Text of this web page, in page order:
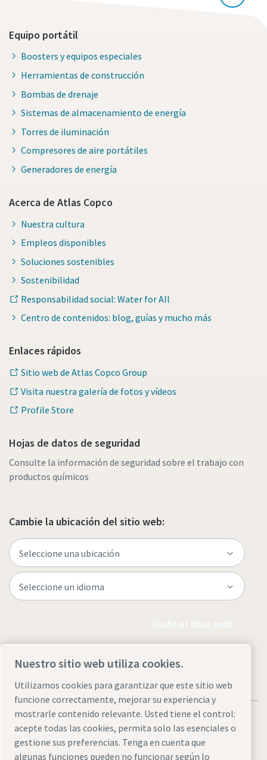
Equipo portátil
Boosters y equipos especiales
Herramientas de construcción
Bombas de drenaje
Sistemas de almacenamiento de energía
Torres de iluminación
Compresores de aire portátiles
Generadores de energía
Acerca de Atlas Copco
Nuestra cultura
Empleos disponibles
Soluciones sostenibles
Sostenibilidad
Responsabilidad social: Water for All
Centro de contenidos: blog, guías y mucho más
Enlaces rápidos
Sitio web de Atlas Copco Group
Visita nuestra galería de fotos y vídeos
Profile Store
Hojas de datos de seguridad
Consulte la información de seguridad sobre el trabajo con
productos químicos
Cambie la ubicación del sitio web:
Nuestro sitio web utiliza cookies.
Utilizamos cookies para garantizar que este sitio web
funcione correctamente, mejorar su experiencia y
mostrarle contenido relevante. Usted tiene el control:
acepte todas las cookies, permita solo las esenciales o
gestione sus preferencias. Tenga en cuenta que
algunas funciones pueden no funcionar según lo